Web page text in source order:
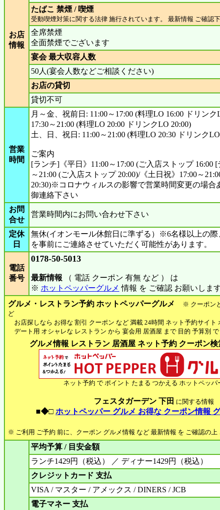
お店
情報
たばこ 禁煙 / 喫煙
受動喫煙対策に関する法律 施行されています。 最新情報 ご確認
全席禁煙
全面禁煙でございます
宴会 最大収容人数
50人(宴会人数などご相談ください)
お店の貸切
貸切不可
営業
時間
月～金、祝前日: 11:00～17:00 (料理LO 16:00 ドリンク
17:30～21:00 (料理LO 20:00 ドリンクLO 20:00)
土、日、祝日: 11:00～21:00 (料理LO 20:30 ドリンク
ご案内
[ランチ]《平日》11:00～17:00 (ご入店ストップ 16:00
～21:00 (ご入店ストップ 20:00)/《土日祝》17:00～
20:30)※コロナウィルスの影響で営業時間変更の場合
御連絡下さい
お問
合せ
営業時間内にお問い合わせ下さい
定休
日
無休(イオンモール休館日に準ずる）※6名様以上の
を事前にご連絡させていただく可能性があります。
電話
番号
0178-50-5013
最新情報 （ 電話 クーポン 有無 など ） は
※ ホットペッパーグルメ 情報 を ご確認 お願いしま
グルメ・レストラン予約 ホットペッパーグルメ
※ クーポン
ど
お店探しなら お得な 割引 クーポン など 満載 24時間 ネット予約サイト
デート用 オシャレな レストラン から 宴会用 居酒屋 まで 目的 予算別
グルメ情報 レストラン 居酒屋 ネット予約 クーポン
ネット予約 で ポイント たまる つかえる ホットペッパ
フェスタガーデン 下田 に関する情報
■◆□ ホットペッパー グルメ お得な クーポン情報
※ ご利用 ご予約 前に、クーポン グルメ情報 など 最新情報 を ご確認の上
平均予算 / 目安金額
ランチ1429円（税込） ／ ディナー1429円（税込）
クレジットカード 支払
VISA / マスター / アメックス / DINERS / JCB
電子マネー 支払